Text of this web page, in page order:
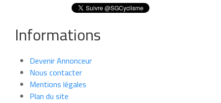
Informations
Devenir Annonceur
Nous contacter
Mentions légales
Plan du site